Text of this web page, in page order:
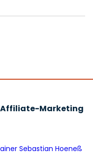
Affiliate-Marketing